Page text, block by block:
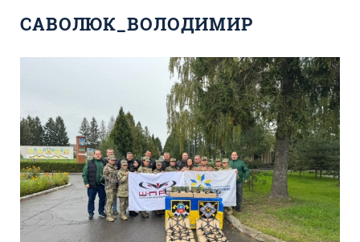
САВОЛЮК_ВОЛОДИМИР